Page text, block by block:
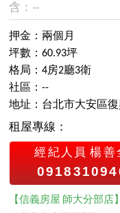
含：--
押金：兩個月
坪數：60.93坪
格局：4房2廳3衛
社區：--
地址：台北市大安區
租屋專線：
經紀人員 楊善
【信義房屋 師大分部店